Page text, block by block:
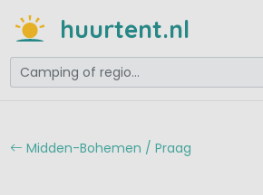
huurtent.nl
Midden-Bohemen / Praag